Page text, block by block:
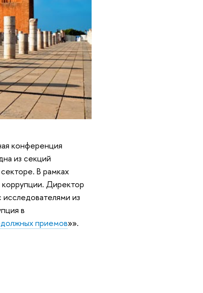
конференция
из секций
В рамках
коррупции. Директор
из
в
приемов»».